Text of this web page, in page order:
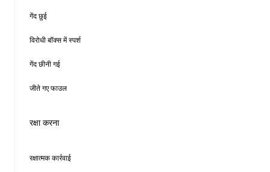
गेंद छुई
विरोधी बॉक्स में स्पर्श
गेंद छीनी गई
जीते गए फाउल
रक्षा करना
रक्षात्मक कार्रवाई